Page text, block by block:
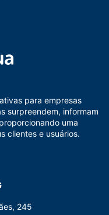
para empresas
surpreendem, informam
uma
clientes e usuários.
245